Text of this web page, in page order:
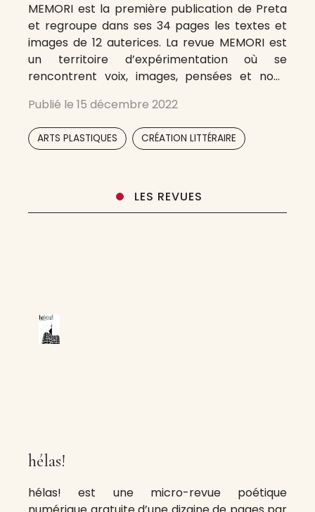
MEMORI est la première publication de Preta
et regroupe dans ses 34 pages les textes et
images de 12 auterices. La revue MEMORI est
un territoire d’expérimentation où se
rencontrent voix, images, pensées et non-
Publié le 15 décembre 2022
ARTS PLASTIQUES CRÉATION LITTÉRAIRE
LES REVUES
hélas!
hélas! est une micro-revue poétique